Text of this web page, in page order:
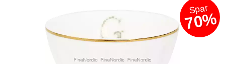
Spar
70%